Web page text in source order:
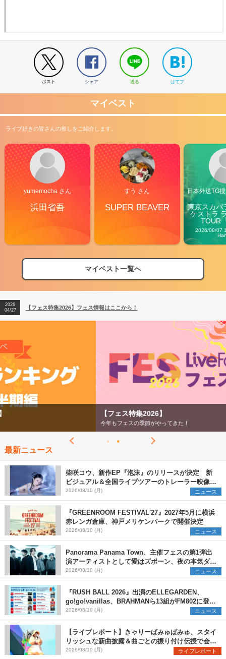
ポスト シェア 送る はてブ
マイベスト
ライブ好きの皆さんの推しをご紹介します。
yumemocha さん
浜田省吾
すう さん
SUPER BEAVER
日本外送TG
東京スカパ
ケストラ
TOUR
2026/08/07
マイベスト一覧へ
【フェス特集2026】フェス情報はここから！
【ライブ動員ランキング】2026年上半期編発表！
2026
04/27
【フェス特集2026】フェス情報はここから！
2026
最新ニュース
柴咲コウ、新作EP『泡沫』のリリースが決定 新
ビジュアル＆全国ライブツアーのトレーラー映像が
一部解禁【コメントあり】
2026/08/10 (月) ニュース
『GREENROOM FESTIVAL'27』2027年5月に横浜
赤レンガ倉庫、神戸メリケンパークで開催決定
2026/08/10 (月) ニュース
Panorama Panama Town、主催フェスの第1弾出
演アーティストとして愛はズボーン、夜の本気ダン
スらを発表 「plus∈you」のMVも公開に
2026/08/10 (月) ニュース
『RUSH BALL 2026』出演のELLEGARDEN、
go!go!vanillas、BRAHMANら13組がFM802に登
場、他出演アーティストの“渾身の1曲”をセレクト
2026/08/10 (月) ニュース
【ライブレポート】きゃりーぱみゅぱみゅ、スタイ
リッシュな新曲披露＆曲ごとの振り付け伝授で会場
を盛り上げまくる！＜LuckyFes’26＞
2026/08/10 (月) ライブレポート